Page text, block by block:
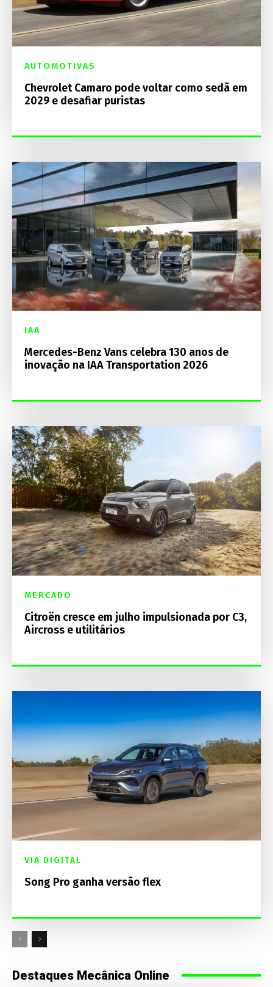
AUTOMOTIVAS
Chevrolet Camaro pode voltar como sedã em
2029 e desafiar puristas
IAA
Mercedes-Benz Vans celebra 130 anos de
inovação na IAA Transportation 2026
MERCADO
Citroën cresce em julho impulsionada por C3,
Aircross e utilitários
VIA DIGITAL
Song Pro ganha versão flex
Destaques Mecânica Online